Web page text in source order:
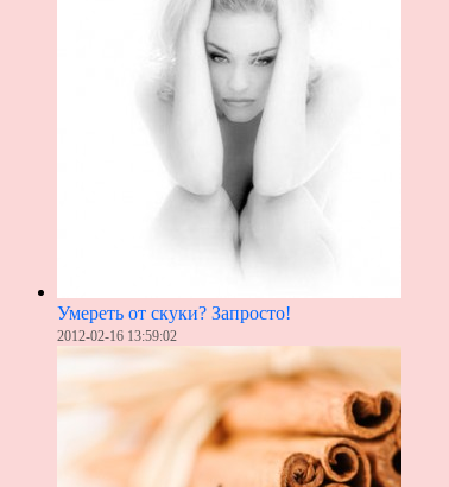
Умереть от скуки? Запросто!
2012-02-16 13:59:02